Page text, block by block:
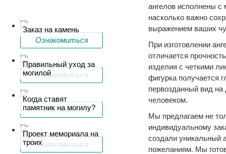
Заказ на камень
Ознакомиться
Правильный уход за
могилой
Ознакомиться
Когда ставят
памятник на могилу?
Ознакомиться
Проект мемориала на
троихОзнакомиться
ангелов исполнены
насколько важно
выражением ваших
При изготовлении
отличается
изделия с четкими
фигурка получается
первозданный вид
человеком.
Мы предлагаем не
индивидуальному
создали уникальный
пожеланиям. Мы